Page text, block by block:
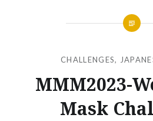
CHALLENGES,
MMM2023-
Mask